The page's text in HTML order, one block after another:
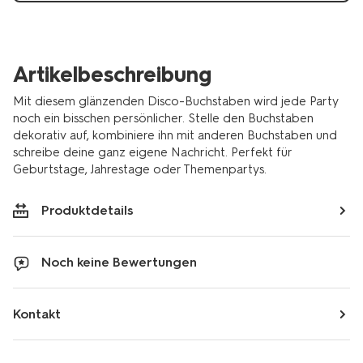
Artikelbeschreibung
Mit diesem glänzenden Disco-Buchstaben wird jede Party
noch ein bisschen persönlicher. Stelle den Buchstaben
dekorativ auf, kombiniere ihn mit anderen Buchstaben und
schreibe deine ganz eigene Nachricht. Perfekt für
Geburtstage, Jahrestage oder Themenpartys.
Produktdetails
Noch keine Bewertungen
Kontakt